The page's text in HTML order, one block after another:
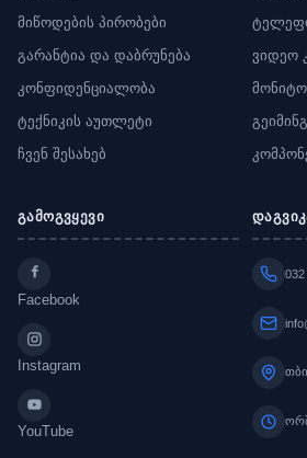
მიწოდების პირობები
გარანტია და დაბრუნება
კონფიდენციალობა
ტექნიკის აუთლეტი
ჩვენ შესახებ
ვიდეო
გამოგვყევი
Facebook
Instagram
YouTube
032